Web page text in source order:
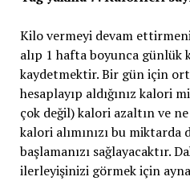
Kilo vermeyi devam
alıp 1 hafta boyunca günlük
kaydetmektir. Bir gün için
hesaplayıp aldığınız kalori
çok değil) kalori azaltın ve
kalori alımınızı bu
başlamanızı sağlayacaktır.
ilerleyişinizi görmek için